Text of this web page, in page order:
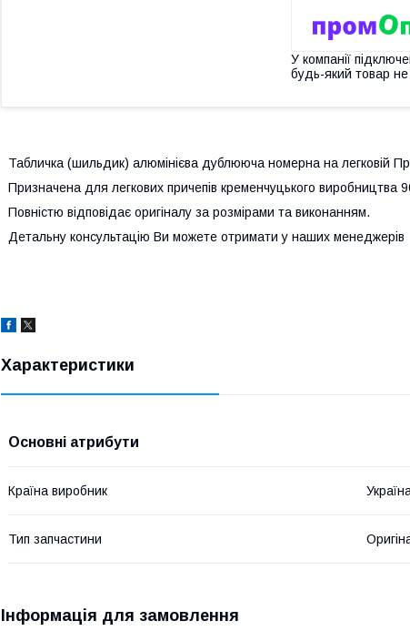
У компанії
будь-який товар
Табличка (шильдик) алюмінієва дублююча номерна на легковій
Призначена для легкових причепів кременчуцького виробництва
Повністю відповідає оригіналу за розмірами та виконанням.
Детальну консультацію Ви можете отримати у наших менеджерів
Характеристики
Основні атрибути
Країна виробник
Тип запчастини
Інформація для замовлення